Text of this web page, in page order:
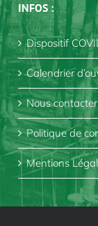
INFOS :
Dispositif
Calendrier
Nous contacter
Politique de
Mentions